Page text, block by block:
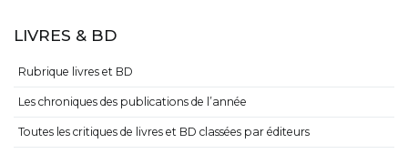
LIVRES & BD
Rubrique livres et BD
Les chroniques des publications de l’année
Toutes les critiques de livres et BD classées par éditeurs